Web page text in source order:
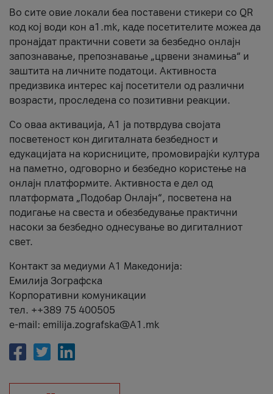
Во сите овие локали беа поставени стикери со QR
код кој води кон a1.mk, каде посетителите можеа да
пронајдат практични совети за безбедно онлајн
запознавање, препознавање „црвени знамиња“ и
заштита на личните податоци. Активноста
предизвика интерес кај посетители од различни
возрасти, проследена со позитивни реакции.
Со оваа активација, А1 ја потврдува својата
посветеност кон дигиталната безбедност и
едукацијата на корисниците, промовирајќи култура
на паметно, одговорно и безбедно користење на
онлајн платформите. Активноста е дел од
платформата „Подобар Онлајн“, посветена на
подигање на свеста и обезбедување практични
насоки за безбедно однесување во дигиталниот
свет.
Контакт за медиуми А1 Македонија:
Емилија Зографска
Корпоративни комуникации
тел. ++389 75 400505
e-mail: emilija.zografska@A1.mk